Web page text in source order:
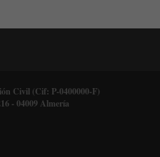
Civil (Cif: P-0400000-F)
- 04009 Almería